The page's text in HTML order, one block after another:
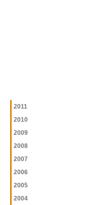
2011
2010
2009
2008
2007
2006
2005
2004